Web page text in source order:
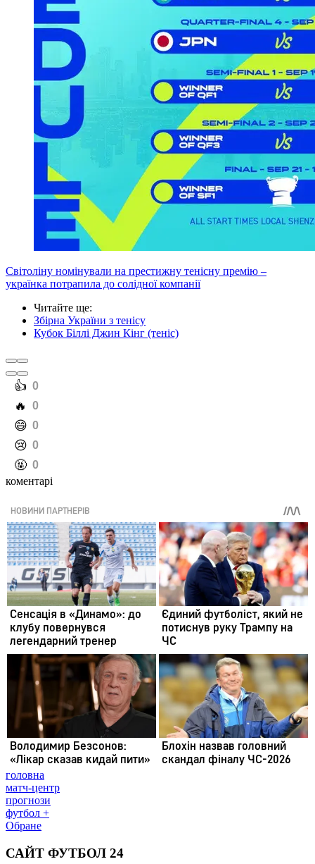
Світоліну номінували на престижну тенісну премію –
українка потрапила до солідної компанії
Читайте ще:
Збірна України з тенісу
Кубок Біллі Джин Кінг (теніс)
️👍 0
️🔥 0
️😄 0
️😢 0
️🤬 0
коментарі
головна
матч-центр
прогнози
футбол +
Обране
САЙТ ФУТБОЛ 24